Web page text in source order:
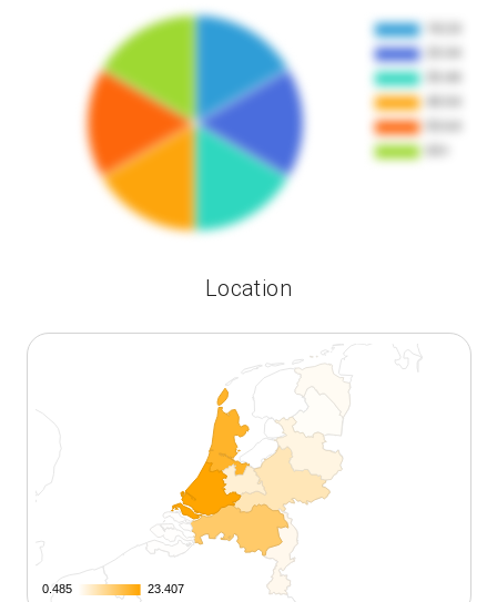
Location
0.485
0.485 23.407
23.407